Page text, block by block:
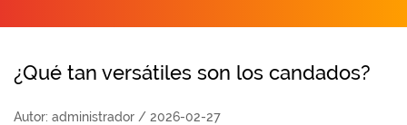
¿Qué tan versátiles son los candados?
Autor: administrador / 2026-02-27